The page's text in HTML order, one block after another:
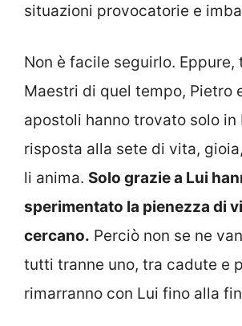
situazioni provocatorie e
Non è facile seguirlo. Eppure,
Maestri di quel tempo, Pietro
apostoli hanno trovato solo in
risposta alla sete di vita,
li anima. Solo grazie a Lui
sperimentato la pienezza di
cercano. Perciò non se ne
tutti tranne uno, tra cadute e
rimarranno con Lui fino alla